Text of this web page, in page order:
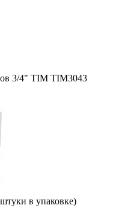
3/4" TIM TIM3043
в упаковке)